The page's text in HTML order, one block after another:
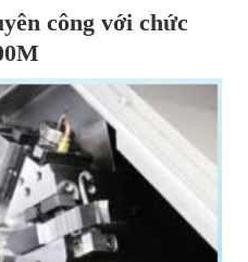
công với chức